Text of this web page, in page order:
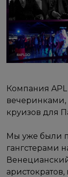
Компания
вечеринками,
круизов для
Мы уже были
гангстерами